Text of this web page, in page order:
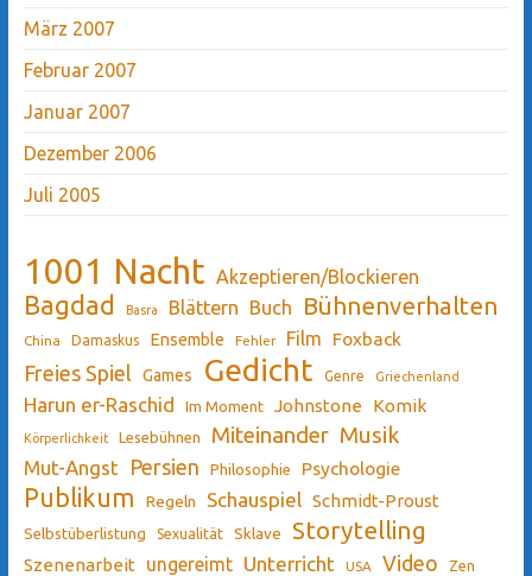
März 2007
Februar 2007
Januar 2007
Dezember 2006
Juli 2005
1001 Nacht Akzeptieren/Blockieren
Bagdad Basra Blättern Buch Bühnenverhalten
China Damaskus Ensemble Fehler Film Foxback
Freies Spiel Games Gedicht Genre Griechenland
Harun er-Raschid Im Moment Johnstone Komik
Körperlichkeit Lesebühnen Miteinander Musik
Mut-Angst Persien Philosophie Psychologie
Publikum Regeln Schauspiel Schmidt-Proust
Selbstüberlistung Sexualität Sklave Storytelling
Szenenarbeit ungereimt Unterricht USA Video Zen